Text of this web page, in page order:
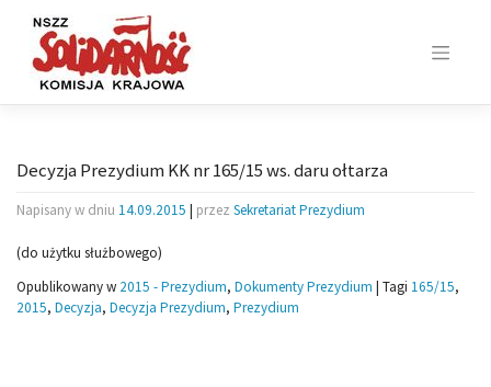
content
Decyzja Prezydium KK nr 165/15 ws. daru ołtarza
Napisany w dniu 14.09.2015 | przez Sekretariat Prezydium
(do użytku służbowego)
Opublikowany w 2015 - Prezydium, Dokumenty Prezydium | Tagi 165/15,
2015, Decyzja, Decyzja Prezydium, Prezydium